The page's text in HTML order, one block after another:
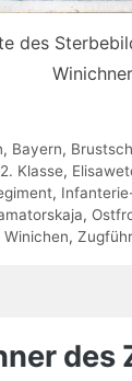
des
Winichner
, Bayern,
Klasse,
,
,
Winichen,
des